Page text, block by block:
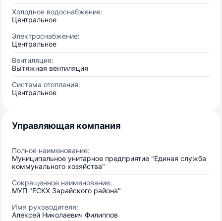
Холодное водоснабжение:
Центральное
Электроснабжение:
Центральное
Вентиляция:
Вытяжная вентиляция
Система отопления:
Центральное
Управляющая компания
Полное наименование:
Муниципальное унитарное предприятие "Единая служба
коммунального хозяйства"
Сокращенное наименование:
МУП "ЕСКХ Зарайского района"
Имя руководителя:
Алексей Николаевич Филиппов